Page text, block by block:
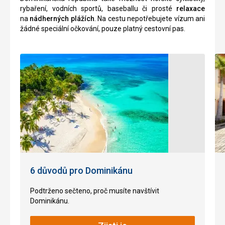
nejkrásnějších
Dominikánské
Pobřeží
svažuje
hloubky
velmi
pozvolna
pobyt
bezpečný
zdatné
vidění
postavené
tradičním
koloniálním
stylu
století,
křivolaké
dlážděné
uličky,
příjemné
restaurace,
obchůdky
tradičními
výrobky
místních
rybaření, vodních sportů, baseballu či prosté relaxace
na nádherných plážích . Na cestu nepotřebujete vízum ani
žádné speciální očkování, pouze platný cestovní pas.
6 důvodů pro Dominikánu
Podtrženo sečteno, proč musíte navštívit
Dominikánu.